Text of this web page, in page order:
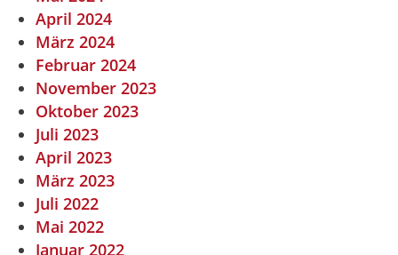
April 2024
März 2024
Februar 2024
November 2023
Oktober 2023
Juli 2023
April 2023
März 2023
Juli 2022
Mai 2022
Januar 2022